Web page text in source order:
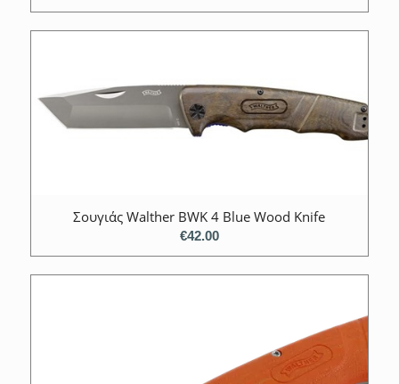
Σουγιάς Walther BWK 4 Blue Wood Knife
€42.00